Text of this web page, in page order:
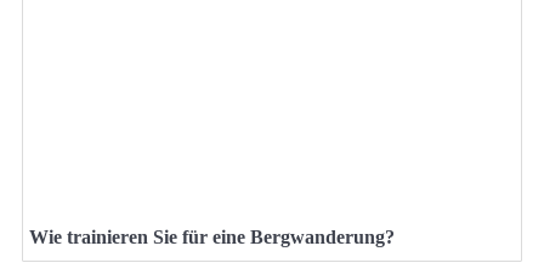
Wie trainieren Sie für eine Bergwanderung?